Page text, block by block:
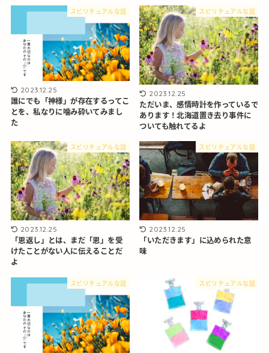
スピリチュアルな話
2023.12.25
誰にでも「神様」が存在するってこ
とを、私なりに噛み砕いてみまし
た
スピリチュアルな話
2023.12.25
ただいま、感情時計を作っているで
あります！北海道置き去り事件に
ついても触れてるよ
スピリチュアルな話
2023.12.25
「恩返し」とは、まだ「恩」を受
けたことがない人に伝えることだ
よ
スピリチュアルな話
2023.12.25
「いただきます」に込められた意
味
スピリチュアルな話 スピリチュアルな話